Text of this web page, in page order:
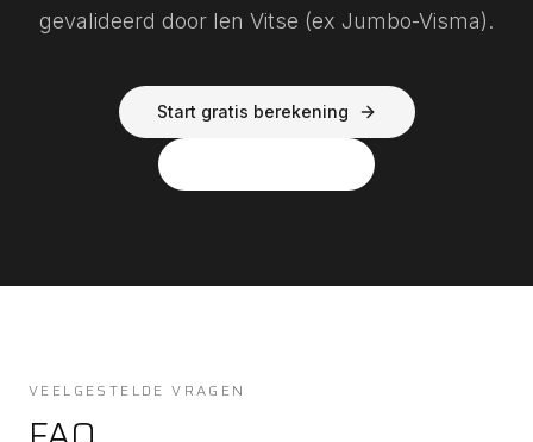
gevalideerd door Ien Vitse (ex Jumbo-Visma).
Start gratis berekening
VEELGESTELDE VRAGEN